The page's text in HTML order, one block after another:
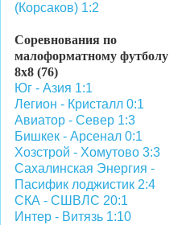
(Корсаков) 1:2
Соревнования по
малоформатному футболу
8х8 (76)
Юг - Азия 1:1
Легион - Кристалл 0:1
Авиатор - Север 1:3
Бишкек - Арсенал 0:1
Хозстрой - Хомутово 3:3
Сахалинская Энергия -
Пасифик лоджистик 2:4
СКА - СШВЛС 20:1
Интер - Витязь 1:10